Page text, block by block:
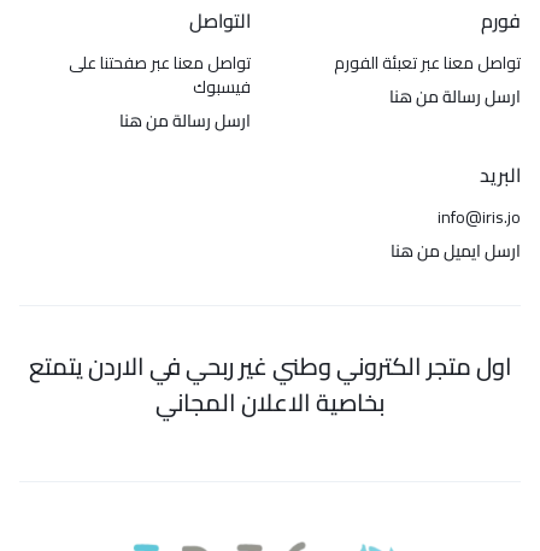
فورم
تواصل معنا عبر تعبئة الفورم
ارسل رسالة من هنا
التواصل
تواصل معنا عبر صفحتنا على
فيسبوك
ارسل رسالة من هنا
البريد
info@iris.jo
ارسل ايميل من هنا
اول متجر الكتروني وطني غير ربحي في الاردن يتمتع
بخاصية الاعلان المجاني